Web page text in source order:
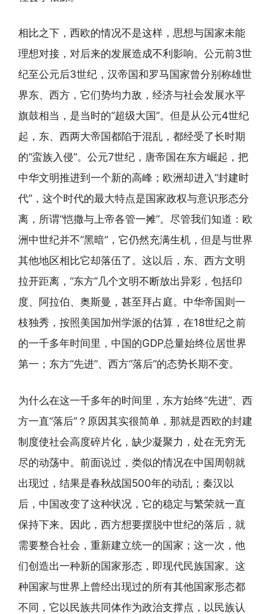
相比之下，西欧的情况不是这样，思想与国家未能
理想对接，对后来的发展造成不利影响。公元前3世
纪至公元后3世纪，汉帝国和罗马国家曾分别称雄世
界东、西方，它们势均力敌，经济与社会发展水平
旗鼓相当，是当时的“超级大国”。但是从公元4世纪
起，东、西两大帝国都陷于混乱，都经受了长时期
的“蛮族入侵”。公元7世纪，唐帝国在东方崛起，把
中华文明推进到一个新的高峰；欧洲却进入“封建时
代”，这个时代的最大特点是国家政权与意识形态分
离，所谓“恺撒与上帝各管一摊”。尽管我们知道：欧
洲中世纪并不“黑暗”，它仍然充满生机，但是与世界
其他地区相比它却落伍了。这以后，东、西方文明
拉开距离，“东方”几个文明不断放出异彩，包括印
度、阿拉伯、奥斯曼，甚至拜占庭。中华帝国则一
枝独秀，按照美国加州学派的估算，在18世纪之前
的一千多年时间里，中国的GDP总量始终位居世界
第一；东方“先进”、西方“落后”的态势长期不变。
为什么在这一千多年的时间里，东方始终“先进”、西
方一直“落后”？原因其实很简单，那就是西欧的封建
制度使社会高度碎片化，缺少凝聚力，处在无穷无
尽的动荡中。前面说过，类似的情况在中国周朝就
出现过，结果是春秋战国500年的动乱；秦汉以
后，中国改变了这种状况，它的稳定与繁荣就一直
保持下来。因此，西方想要摆脱中世纪的落后，就
需要整合社会，重新建立统一的国家；这一次，他
们创造出一种新的国家形态，即现代民族国家。这
种国家与世界上曾经出现过的所有其他国家形态都
不同，它以民族共同体作为政治支撑点，以民族认